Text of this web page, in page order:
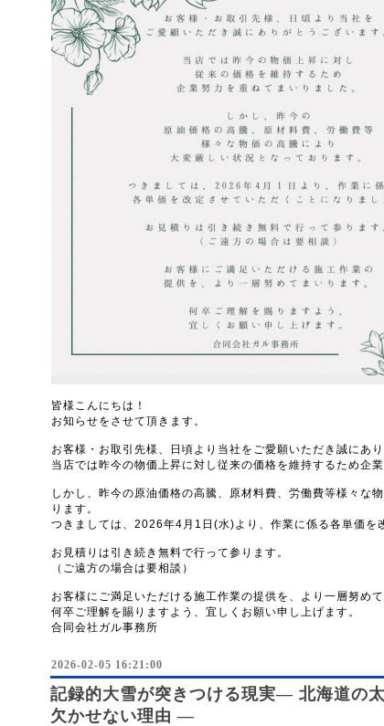
皆様こんにちは！
お知らせをさせて頂きます。
お客様・お取引先様、日頃より当社をご愛願いただき誠にあり
当店では昨今の物価上昇に対し従来の価格を維持するため企
しかし、昨今の原油価格の高騰、原材料費、労働費等様々な
ります。
つきましては、2026年4月1日(水)より、作業に係る各単価を
お見積りは引き続き無料で行って参ります。
（ご遠方の場合は要相談）
お客様にご満足いただける施工作業の提供を、より一層努めて
何卒ご理解を賜りますよう、宜しくお願い申し上げます。
合同会社ガル事務所
2026-02-05 16:21:00
記録的大雪が突きつける現実― 北海道の
欠かせない理由 ―